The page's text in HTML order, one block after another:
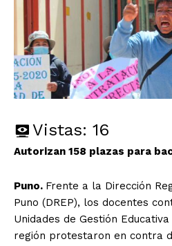
Vistas: 16
Autorizan 158 plazas para
Puno. Frente a la Dirección
Puno (DREP), los docentes
Unidades de Gestión
región protestaron en contra